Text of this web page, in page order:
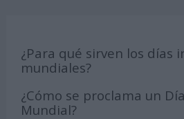
¿Para qué sirven los días
mundiales?
¿Cómo se proclama un
Mundial?